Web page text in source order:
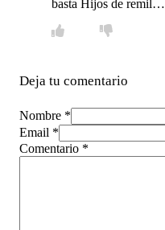
basta Hijos de remil…
Deja tu comentario
Nombre *
Email *
Comentario *